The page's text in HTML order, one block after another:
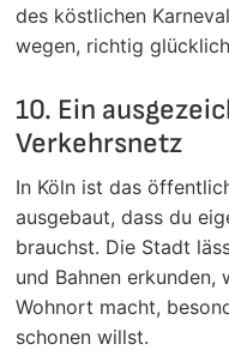
des köstlichen
wegen, richtig
10. Ein
Verkehrsnetz
In Köln ist das
ausgebaut, dass du
brauchst. Die Stadt
und Bahnen
Wohnort macht,
schonen willst.